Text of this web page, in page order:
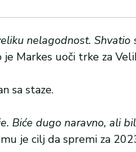
nelagodnost.
je Markes uoči trke za
sa staze.
Biće dugo naravno, ali
je cilj da spremi za